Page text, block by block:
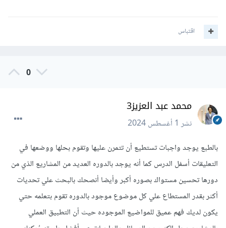
اقتباس
0
محمد عبد العزيز3
نشر1 أغسطس 2024
بالطبع يوجد واجبات تستطيع أن تتمرن عليها وتقوم بحلها ووضعها في
التعليقات أسفل الدرس كما أنه يوجد بالدوره العديد من المشاريع الذي من
دورها تحسين مستواك بصوره أكبر وأيضا أنصحك بالبحث علي تحديات
أكثر بقدر المستطاع علي كل موضوع موجود بالدوره تقوم بتعلمه حتي
يكون لديك فهم عميق للمواضيع الموجوده حيث أن التطبيق العملي